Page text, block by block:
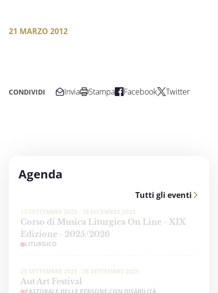
21 MARZO 2012
CONDIVIDI Invia Stampa Facebook Twitter
Agenda
Tutti gli eventi
17 SETTEMBRE 2025 - 19 DICEMBRE 2025
Corso di Musica Liturgica On Line - XIX
Edizione - 2025/2026
LITURGICO
25 SETTEMBRE 2025 - 28 SETTEMBRE 2025
Aut Art Festival